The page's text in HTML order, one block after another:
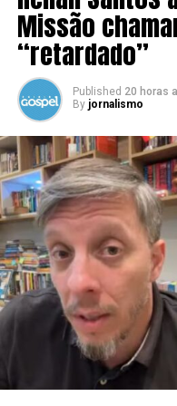
Missão
“retardado”
Published 20 horas
By jornalismo